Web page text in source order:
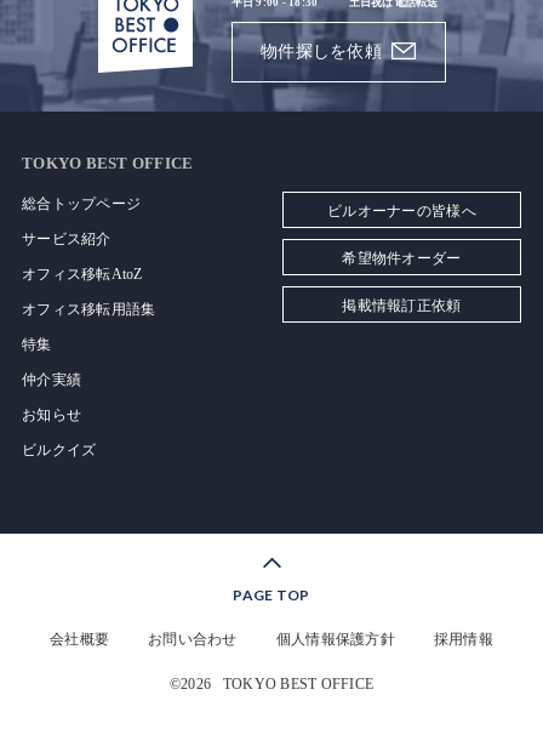
平日 9:00 - 18:30 土日祝は電話転送
物件探しを依頼
TOKYO BEST OFFICE
総合トップページ
サービス紹介
オフィス移転AtoZ
オフィス移転用語集
特集
仲介実績
お知らせ
ビルクイズ
ビルオーナーの皆様へ
希望物件オーダー
掲載情報訂正依頼
PAGE TOP
会社概要 お問い合わせ 個人情報保護方針 採用情報
©2026 TOKYO BEST OFFICE